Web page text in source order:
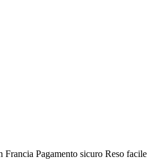
Francia Pagamento sicuro Reso facile